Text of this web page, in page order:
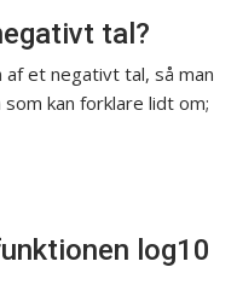
tal?
af et negativt tal, så man
kan forklare lidt om;
log10